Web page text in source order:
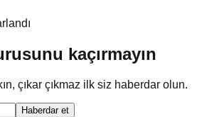
kaçırmayın
çıkar çıkmaz ilk siz haberdar olun.
Haberdar et